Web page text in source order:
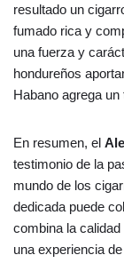
resultado un
fumado rica y
una fuerza y
hondureños
Habano agrega
En resumen, el
testimonio de la
mundo de los
dedicada puede
combina la
una experiencia